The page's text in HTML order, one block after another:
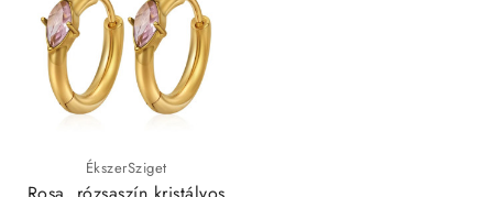
ÉkszerSziget